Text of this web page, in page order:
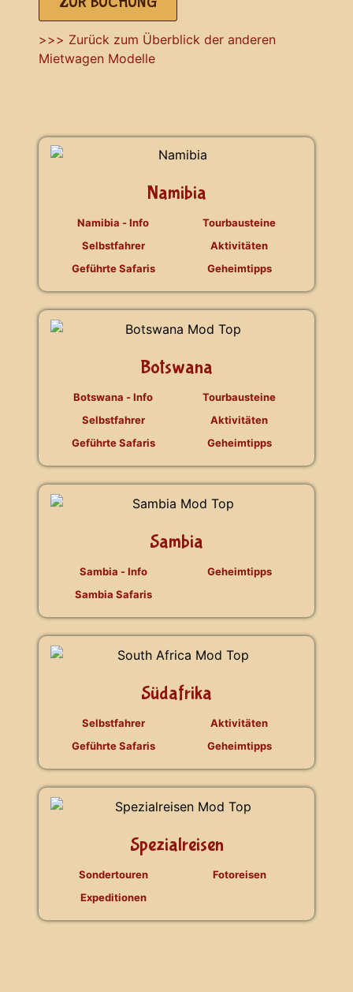
>>> Zurück zum Überblick der anderen
Mietwagen Modelle
Namibia
Namibia - Info
Selbstfahrer
Geführte Safaris
Tourbausteine
Aktivitäten
Geheimtipps
Botswana
Botswana - Info
Selbstfahrer
Geführte Safaris
Tourbausteine
Aktivitäten
Geheimtipps
Sambia
Sambia - Info
Sambia Safaris
Geheimtipps
Südafrika
Selbstfahrer
Geführte Safaris
Aktivitäten
Geheimtipps
Spezialreisen
Sondertouren
Expeditionen
Fotoreisen